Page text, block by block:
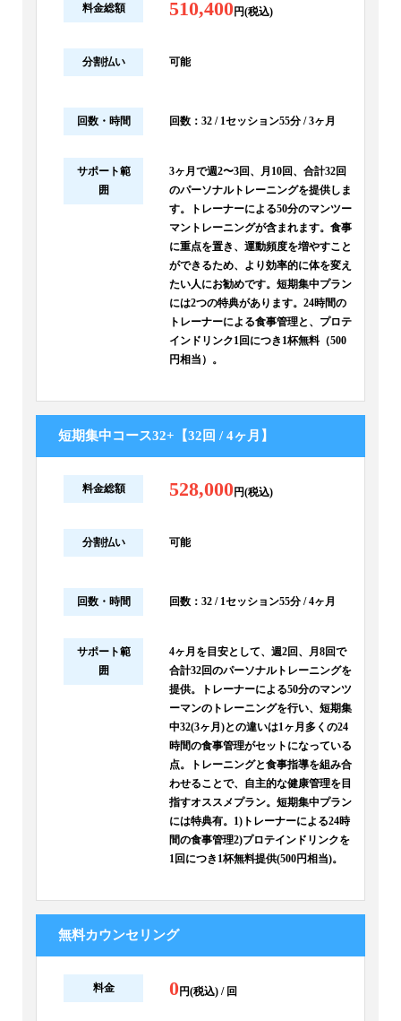
料金総額 510,400円(税込)
分割払い 可能
回数・時間 回数：32 / 1セッション55分 / 3ヶ月
サポート範
囲
3ヶ月で週2〜3回、月10回、合計32回
のパーソナルトレーニングを提供しま
す。トレーナーによる50分のマンツー
マントレーニングが含まれます。食事
に重点を置き、運動頻度を増やすこと
ができるため、より効率的に体を変え
たい人にお勧めです。短期集中プラン
には2つの特典があります。24時間の
トレーナーによる食事管理と、プロテ
インドリンク1回につき1杯無料（500
円相当）。
短期集中コース32+【32回 / 4ヶ月】
料金総額 528,000円(税込)
分割払い 可能
回数・時間 回数：32 / 1セッション55分 / 4ヶ月
サポート範
囲
4ヶ月を目安として、週2回、月8回で
合計32回のパーソナルトレーニングを
提供。トレーナーによる50分のマンツ
ーマンのトレーニングを行い、短期集
中32(3ヶ月)との違いは1ヶ月多くの24
時間の食事管理がセットになっている
点。トレーニングと食事指導を組み合
わせることで、自主的な健康管理を目
指すオススメプラン。短期集中プラン
には特典有。1)トレーナーによる24時
間の食事管理2)プロテインドリンクを
1回につき1杯無料提供(500円相当)。
無料カウンセリング
料金 0円(税込) / 回